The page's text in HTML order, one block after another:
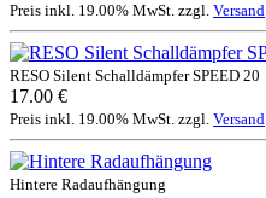
Preis inkl. 19.00% MwSt. zzgl. Versand
RESO Silent Schalldämpfer SPEED 20
17.00 €
Preis inkl. 19.00% MwSt. zzgl. Versand
Hintere Radaufhängung